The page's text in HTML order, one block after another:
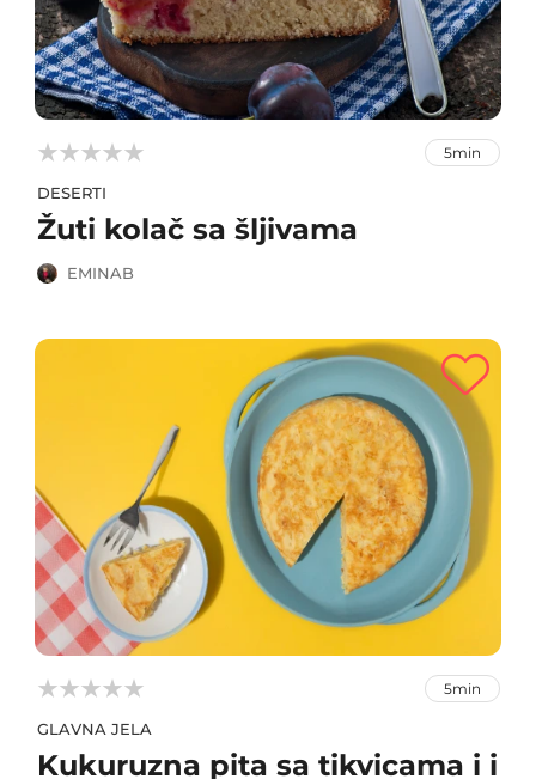


 5min
DESERTI
Žuti kolač sa šljivama
EMINAB


 5min
GLAVNA JELA
Kukuruzna pita sa tikvicama i i